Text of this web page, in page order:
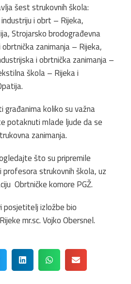
šest strukovnih škola:
i obrt – Rijeka,
Strojarsko brodograđevna
zanimanja – Rijeka,
i obrtnička zanimanja –
škola – Rijeka i
građanima koliko su važna
potaknuti mlade ljude da se
zanimanja.
što su pripremile
profesora strukovnih škola, uz
Obrtničke komore PGŽ.
posjetitelj izložbe bio
mr.sc. Vojko Obersnel.